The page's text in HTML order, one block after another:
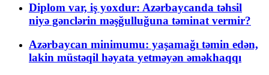
Diplom var, iş yoxdur: Azərbaycanda təhsil
niyə gənclərin məşğulluğuna təminat vermir?
Azərbaycan minimumu: yaşamağı təmin edən,
lakin müstəqil həyata yetməyən əməkhaqqı